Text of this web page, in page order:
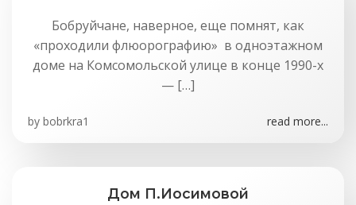
Бобруйчане, наверное, еще помнят, как
«проходили флюорографию» в одноэтажном
доме на Комсомольской улице в конце 1990-х
— […]
by bobrkra1 read more...
Дом П.Иосимовой